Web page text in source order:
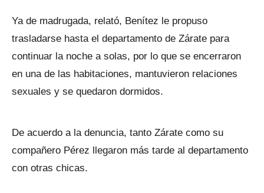
Ya de madrugada, relató, Benítez le propuso
trasladarse hasta el departamento de Zárate para
continuar la noche a solas, por lo que se encerraron
en una de las habitaciones, mantuvieron relaciones
sexuales y se quedaron dormidos.
De acuerdo a la denuncia, tanto Zárate como su
compañero Pérez llegaron más tarde al departamento
con otras chicas.